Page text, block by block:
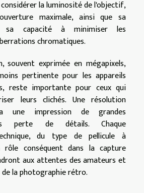
la luminosité de l'objectif,
maximale, ainsi que sa
sa capacité à minimiser les
chromatiques.
souvent exprimée en mégapixels,
pertinente pour les appareils
reste importante pour ceux qui
leurs clichés. Une résolution
une impression de grandes
perte de détails. Chaque
du type de pellicule à
conséquent dans la capture
aux attentes des amateurs et
la photographie rétro.